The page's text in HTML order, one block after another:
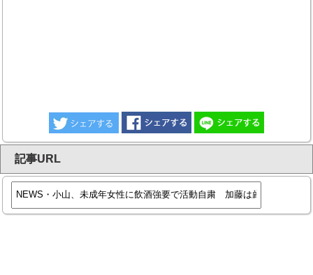
記事URL